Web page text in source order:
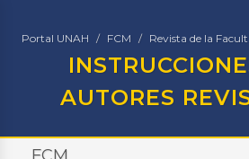
Portal UNAH FCM Revista de la
AUTORES